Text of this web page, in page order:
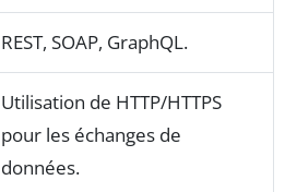
REST, SOAP, GraphQL.
Utilisation de HTTP/HTTPS
pour les échanges de
données.